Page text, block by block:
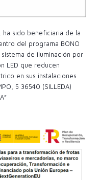
ha sido beneficiaria de la
del programa BONO
sistema de iluminación por
LED que reducen
en sus instalaciones
5 36540 (SILLEDA)